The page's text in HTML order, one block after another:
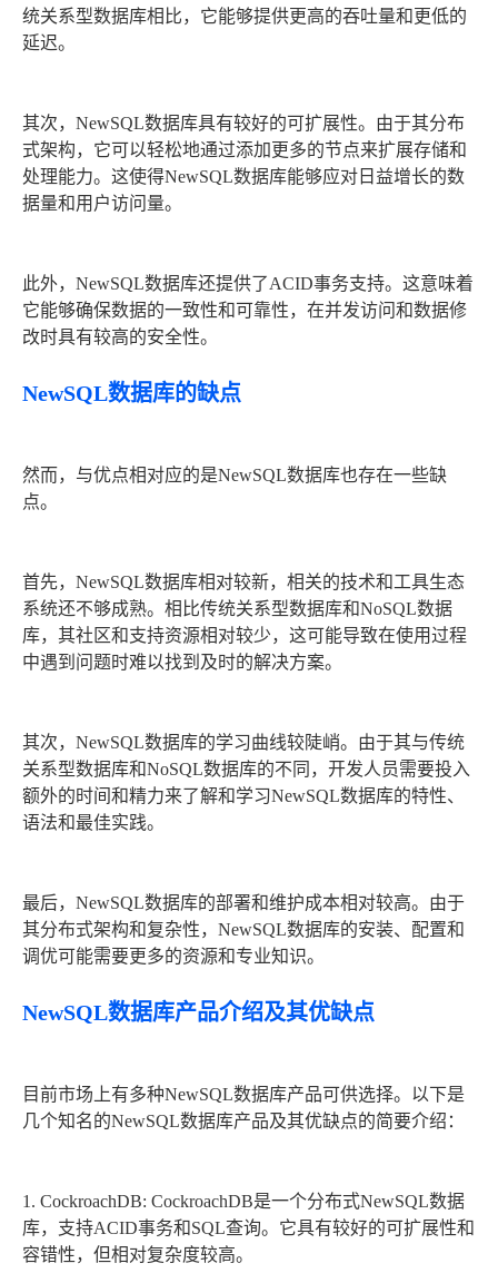
统关系型数据库相比，它能够提供更高的吞吐量和更低的
延迟。
其次，NewSQL数据库具有较好的可扩展性。由于其分布
式架构，它可以轻松地通过添加更多的节点来扩展存储和
处理能力。这使得NewSQL数据库能够应对日益增长的数
据量和用户访问量。
此外，NewSQL数据库还提供了ACID事务支持。这意味着
它能够确保数据的一致性和可靠性，在并发访问和数据修
改时具有较高的安全性。
NewSQL数据库的缺点
然而，与优点相对应的是NewSQL数据库也存在一些缺
点。
首先，NewSQL数据库相对较新，相关的技术和工具生态
系统还不够成熟。相比传统关系型数据库和NoSQL数据
库，其社区和支持资源相对较少，这可能导致在使用过程
中遇到问题时难以找到及时的解决方案。
其次，NewSQL数据库的学习曲线较陡峭。由于其与传统
关系型数据库和NoSQL数据库的不同，开发人员需要投入
额外的时间和精力来了解和学习NewSQL数据库的特性、
语法和最佳实践。
最后，NewSQL数据库的部署和维护成本相对较高。由于
其分布式架构和复杂性，NewSQL数据库的安装、配置和
调优可能需要更多的资源和专业知识。
NewSQL数据库产品介绍及其优缺点
目前市场上有多种NewSQL数据库产品可供选择。以下是
几个知名的NewSQL数据库产品及其优缺点的简要介绍：
1. CockroachDB: CockroachDB是一个分布式NewSQL数据
库，支持ACID事务和SQL查询。它具有较好的可扩展性和
容错性，但相对复杂度较高。